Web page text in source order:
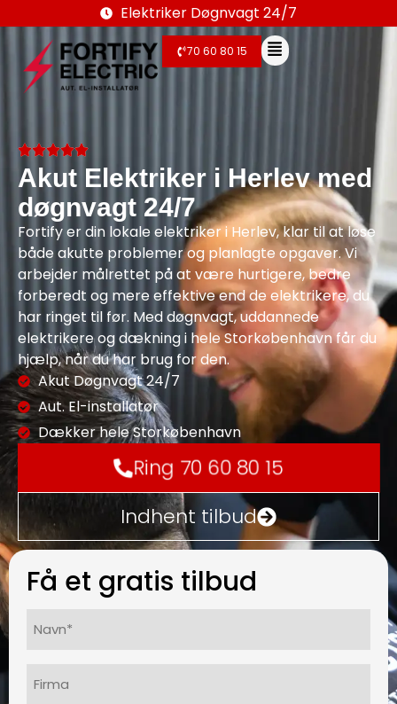
Elektriker Døgnvagt 24/7
70 60 80 15
Akut Elektriker i Herlev med
døgnvagt 24/7
Fortify er din lokale elektriker i Herlev, klar til at løse
både akutte problemer og planlagte opgaver. Vi
arbejder målrettet på at være hurtigere, bedre
forberedt og mere effektive end de elektrikere, du
har ringet til før. Med døgnvagt, uddannede
elektrikere og dækning i hele Storkøbenhavn får du
hjælp, når du har brug for den.
Akut Døgnvagt 24/7
Aut. El-installatør
Dækker hele Storkøbenhavn
Ring 70 60 80 15
Indhent tilbud
Få et gratis tilbud
(Påkrævet)